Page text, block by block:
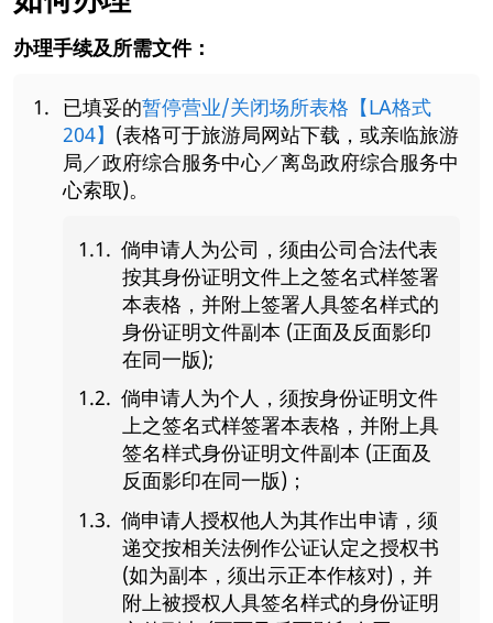
办理手续及所需文件：
已填妥的暂停营业/关闭场所表格【LA格式
204】 (表格可于旅游局网站下载，或亲临旅游
局／政府综合服务中心／离岛政府综合服务中
心索取)。
倘申请人为公司，须由公司合法代表
按其身份证明文件上之签名式样签署
本表格，并附上签署人具签名样式的
身份证明文件副本 (正面及反面影印
在同一版);
倘申请人为个人，须按身份证明文件
上之签名式样签署本表格，并附上具
签名样式身份证明文件副本 (正面及
反面影印在同一版)；
倘申请人授权他人为其作出申请，须
递交按相关法例作公证认定之授权书
(如为副本，须出示正本作核对)，并
附上被授权人具签名样式的身份证明